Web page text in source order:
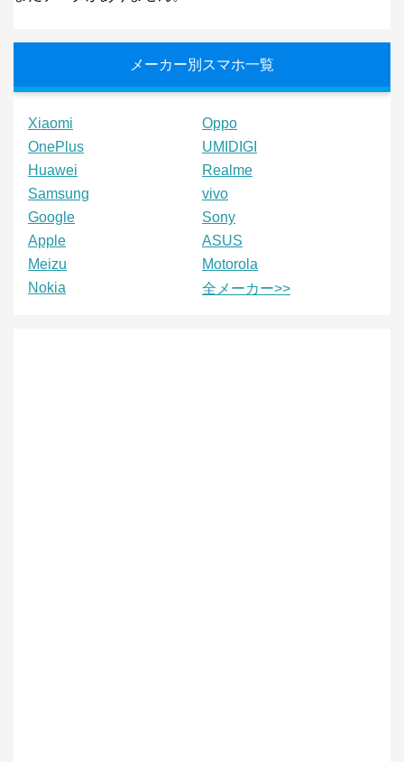
メーカー別スマホ一覧
Xiaomi
Oppo
OnePlus
UMIDIGI
Huawei
Realme
Samsung
vivo
Google
Sony
Apple
ASUS
Meizu
Motorola
Nokia
全メーカー>>